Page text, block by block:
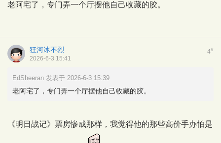
老阿宅了，专门弄一个厅摆他自己收藏的胶。
4#
狂河冰不烈
2026-6-3 15:41
EdSheeran 发表于 2026-6-3 15:39
老阿宅了，专门弄一个厅摆他自己收藏的胶。
《明日战记》票房惨成那样，我觉得他的那些高价手办怕是